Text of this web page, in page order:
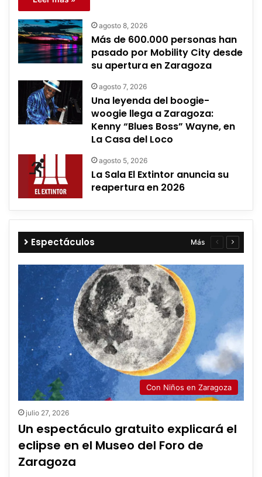
agosto 8, 2026
Más de 600.000 personas han
pasado por Mobility City desde
su apertura en Zaragoza
agosto 7, 2026
Una leyenda del boogie-
woogie llega a Zaragoza:
Kenny “Blues Boss” Wayne, en
La Casa del Loco
agosto 5, 2026
La Sala El Extintor anuncia su
reapertura en 2026
Espectáculos Más
Página
anterior
Con Niños en Zaragoza
julio 27, 2026
Un espectáculo gratuito explicará el
eclipse en el Museo del Foro de
Zaragoza